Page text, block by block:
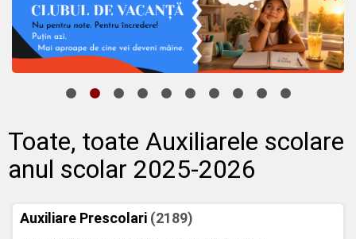
Toate, toate Auxiliarele scolare
anul scolar 2025-2026
Auxiliare Prescolari (2189)